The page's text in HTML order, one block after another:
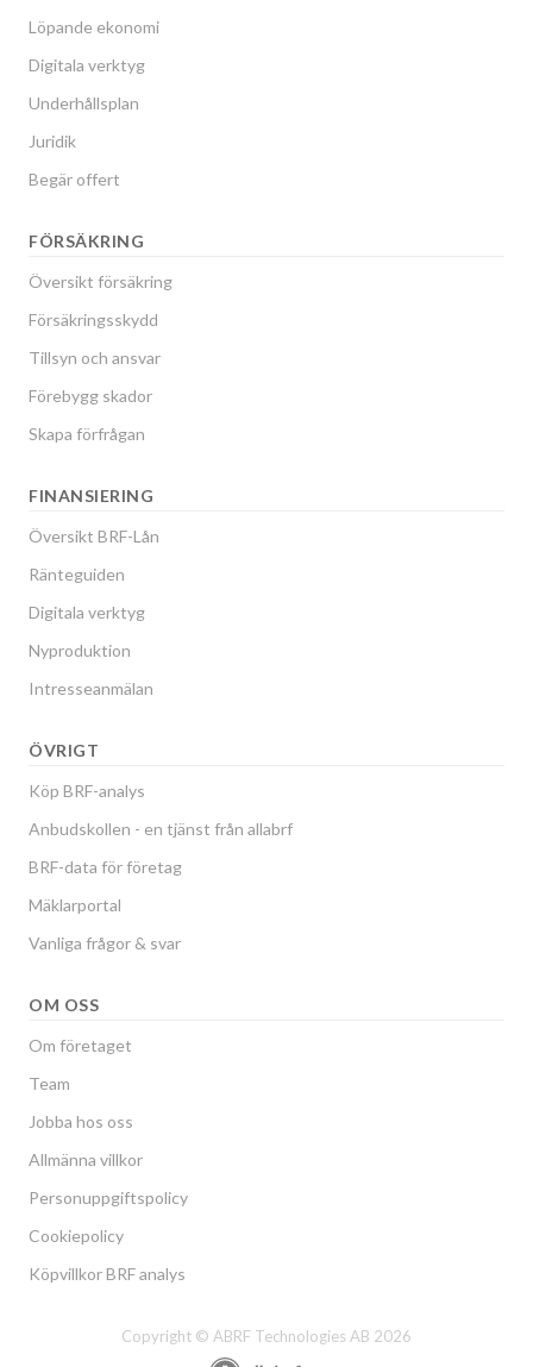
Löpande ekonomi
Digitala verktyg
Underhållsplan
Juridik
Begär offert
FÖRSÄKRING
Översikt försäkring
Försäkringsskydd
Tillsyn och ansvar
Förebygg skador
Skapa förfrågan
FINANSIERING
Översikt BRF-Lån
Ränteguiden
Digitala verktyg
Nyproduktion
Intresseanmälan
ÖVRIGT
Köp BRF-analys
Anbudskollen - en tjänst från allabrf
BRF-data för företag
Mäklarportal
Vanliga frågor & svar
OM OSS
Om företaget
Team
Jobba hos oss
Allmänna villkor
Personuppgiftspolicy
Cookiepolicy
Köpvillkor BRF analys
Copyright © ABRF Technologies AB 2026